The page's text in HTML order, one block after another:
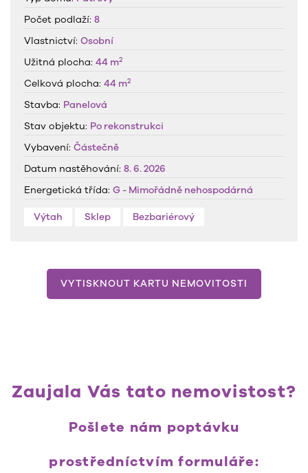
Počet podlaží: 8
Vlastnictví: Osobní
Užitná plocha: 44 m2
Celková plocha: 44 m2
Stavba: Panelová
Stav objektu: Po rekonstrukci
Vybavení: Částečně
Datum nastěhování: 8. 6. 2026
Energetická třída: G - Mimořádně nehospodárná
Výtah Sklep Bezbariérový
VYTISKNOUT KARTU NEMOVITOSTI
Zaujala Vás tato nemovistost?
Pošlete nám poptávku
prostředníctvím formuláře: